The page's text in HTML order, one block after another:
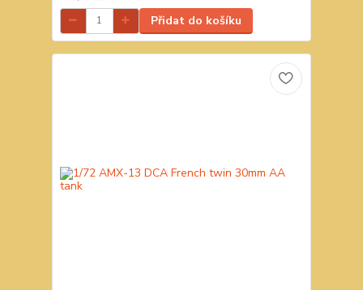
Přidat do košíku